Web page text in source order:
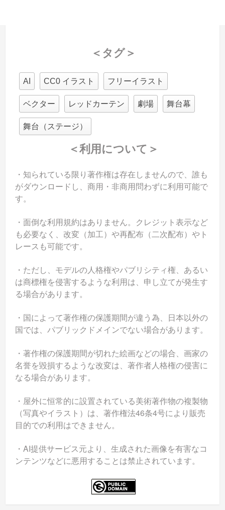
＜タグ＞
AI CC0 イラスト フリーイラスト
ベクター レッドカーテン 劇場 舞台幕
舞台（ステージ）
＜利用について＞
・知られている限り著作権は存在しませんので、誰も
がダウンロードし、商用・非商用問わずに利用可能で
す。
・面倒な利用規約はありません。クレジット表示など
も必要なく、改変（加工）や再配布（二次配布）やト
レースも可能です。
・ただし、モデルの人格権やパブリシティ権、あるい
は商標権を侵害するような利用は、申し立てが発生す
る場合があります。
・国によって著作権の保護期間が違う為、日本以外の
国では、パブリックドメインでない場合があります。
・著作権の保護期間が切れた絵画などの場合、画家の
名誉を毀損するような改変は、著作者人格権の侵害に
なる場合があります。
・屋外に恒常的に設置されている美術著作物の複製物
（写真やイラスト）は、著作権法46条4号により販売
目的での利用はできません。
・AI提供サービス元より、生成された画像を有害なコ
ンテンツなどに悪用することは禁止されています。